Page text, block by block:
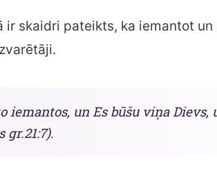
ir skaidri pateikts, ka iemantot
iemantos, un Es būšu viņa
gr.21:7).